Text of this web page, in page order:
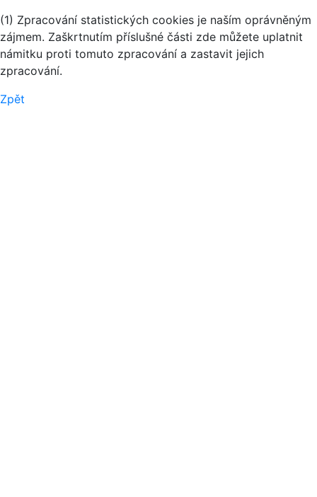
(1) Zpracování statistických cookies je naším oprávněným
zájmem. Zaškrtnutím příslušné části zde můžete uplatnit
námitku proti tomuto zpracování a zastavit jejich
zpracování.
Zpět